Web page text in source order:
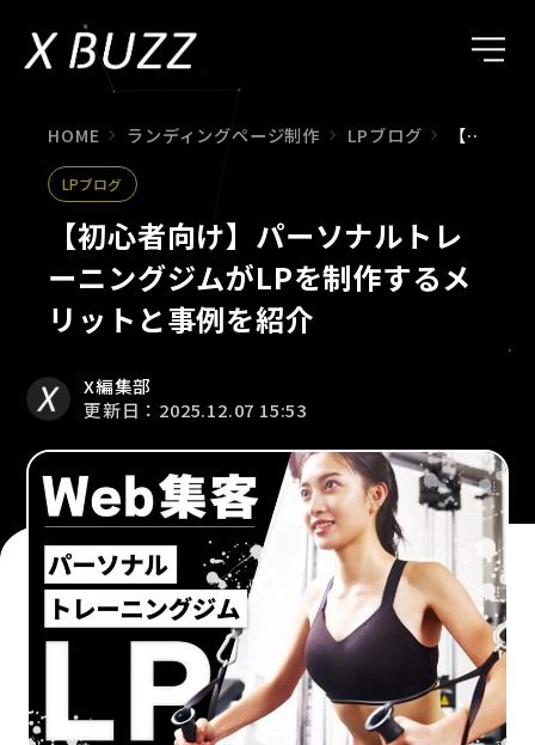
HOME ランディングページ制作 LPブログ 【初心者向け】パーソナルトレーニングジムがLPを制作するメリットと事例を紹介
LPブログ
【初心者向け】パーソナルトレ
ーニングジムがLPを制作するメ
リットと事例を紹介
X編集部
更新日：2025.12.07 15:53